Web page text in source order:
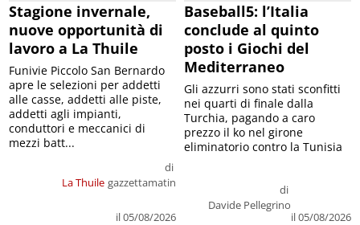
Stagione invernale,
nuove opportunità di
lavoro a La Thuile
La Thuile
di
gazzettamatin
il 05/08/2026
Funivie Piccolo San Bernardo
apre le selezioni per addetti
alle casse, addetti alle piste,
addetti agli impianti,
conduttori e meccanici di
mezzi batt...
Baseball5: l’Italia
conclude al quinto
posto i Giochi del
Mediterraneo
di
Davide Pellegrino
il 05/08/2026
Gli azzurri sono stati sconfitti
nei quarti di finale dalla
Turchia, pagando a caro
prezzo il ko nel girone
eliminatorio contro la Tunisia